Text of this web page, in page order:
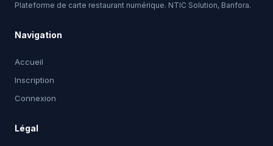
Plateforme de carte restaurant numérique. NTIC Solution, Banfora.
Navigation
Accueil
Inscription
Connexion
Légal